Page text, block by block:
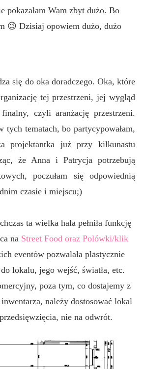
pokazałam Wam zbyt dużo. Bo
😉 Dzisiaj opowiem dużo, dużo
się do oka doradczego. Oka, które
tej przestrzeni, jej wygląd
czyli aranżację przestrzeni.
tych tematach, bo partycypowałam,
projektantka już przy kilkunastu
że Anna i Patrycja potrzebują
poczułam się odpowiednią
czasie i miejscu;)
ta wielka hala pełniła funkcję
na Street Food oraz Polówki/klik
eventów pozwalała plastycznie
lokalu, jego wejść, światła, etc.
poza tym, co dostajemy z
należy dostosować lokal
nie na odwrót.